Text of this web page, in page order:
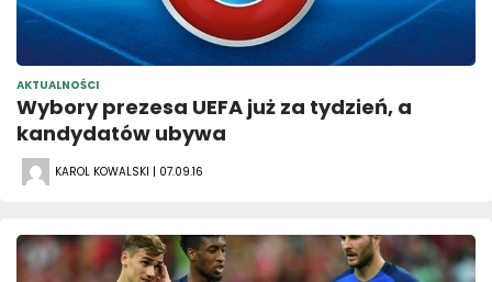
AKTUALNOŚCI
Wybory prezesa UEFA już za tydzień, a
kandydatów ubywa
KAROL KOWALSKI | 07.09.16